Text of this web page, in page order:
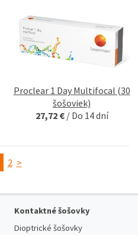
Proclear 1 Day Multifocal (30
šošoviek)
27,72 € / Do 14 dní
2 >
Kontaktné šošovky
Dioptrické šošovky